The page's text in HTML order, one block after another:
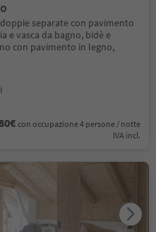
separate con pavimento
e vasca da bagno, bidè e
con pavimento in legno,
con occupazione 4 persone / notte
IVA incl.